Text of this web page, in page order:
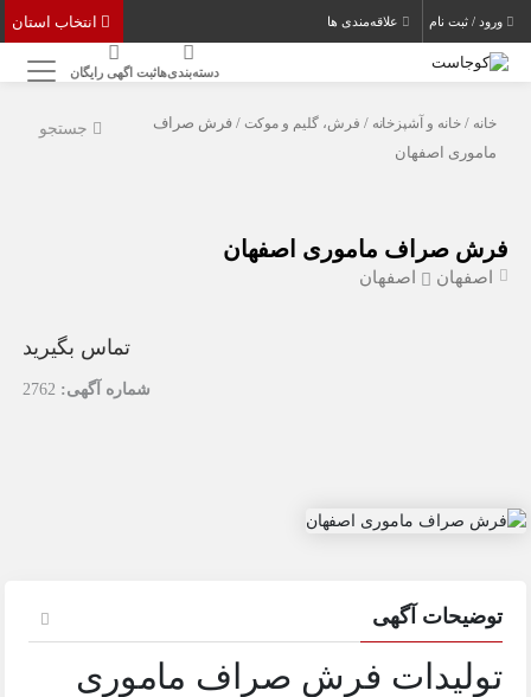
ورود / ثبت نام علاقه‌مندی ها
دسته‌بندی‌هاثبت اگهی رایگان
جستجو خانه /خانه و آشپزخانه / فرش، گلیم و موکت / فرش صراف
ماموری اصفهان
فرش صراف ماموری اصفهان
اصفهان اصفهان
تماس بگیرید
شماره آگهی: 2762
توضیحات آگهی
تولیدات فرش صراف ماموری